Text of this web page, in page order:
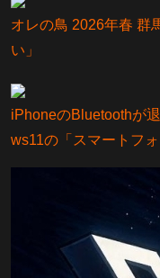
オレの鳥 2026年春 群
い」
iPhoneのBluetoothが
ws11の「スマートフ